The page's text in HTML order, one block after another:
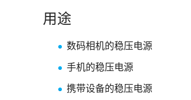
用途
数码相机的稳压电源
手机的稳压电源
携带设备的稳压电源